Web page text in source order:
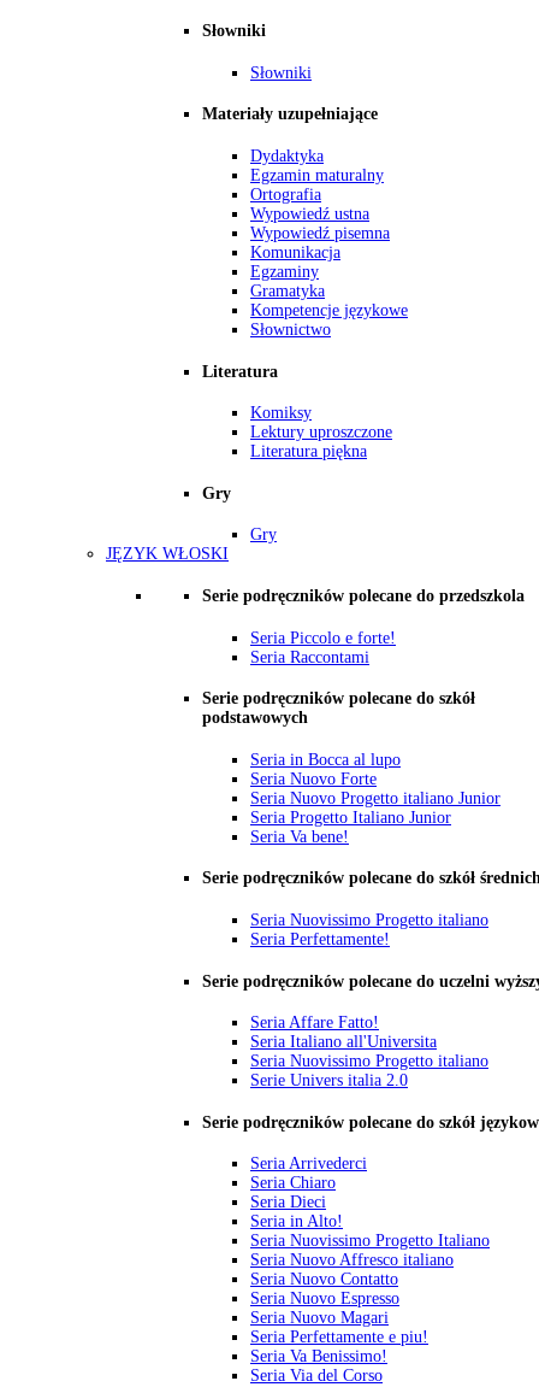
Słowniki
Słowniki
Materiały uzupełniające
Dydaktyka
Egzamin maturalny
Ortografia
Wypowiedź ustna
Wypowiedź pisemna
Komunikacja
Egzaminy
Gramatyka
Kompetencje językowe
Słownictwo
Literatura
Komiksy
Lektury uproszczone
Literatura piękna
Gry
Gry
JĘZYK WŁOSKI
Serie podręczników polecane do przedszkola
Seria Piccolo e forte!
Seria Raccontami
Serie podręczników polecane do szkół
podstawowych
Seria in Bocca al lupo
Seria Nuovo Forte
Seria Nuovo Progetto italiano Junior
Seria Progetto Italiano Junior
Seria Va bene!
Serie podręczników polecane do szkół
Seria Nuovissimo Progetto italiano
Seria Perfettamente!
Serie podręczników polecane do uczelni
Seria Affare Fatto!
Seria Italiano all'Universita
Seria Nuovissimo Progetto italiano
Serie Univers italia 2.0
Serie podręczników polecane do szkół
Seria Arrivederci
Seria Chiaro
Seria Dieci
Seria in Alto!
Seria Nuovissimo Progetto Italiano
Seria Nuovo Affresco italiano
Seria Nuovo Contatto
Seria Nuovo Espresso
Seria Nuovo Magari
Seria Perfettamente e piu!
Seria Va Benissimo!
Seria Via del Corso